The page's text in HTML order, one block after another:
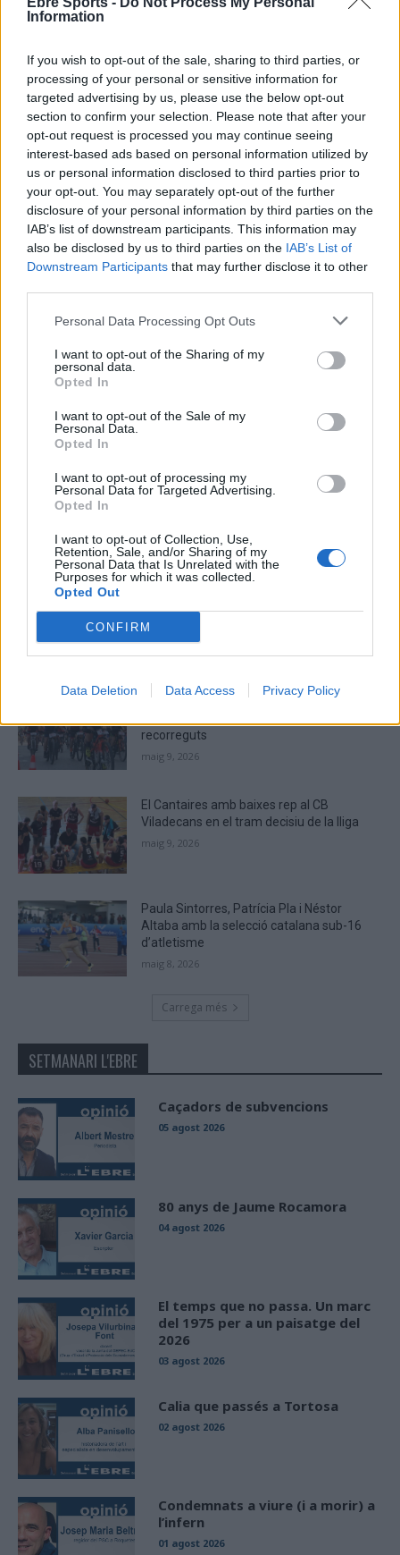
Information
If you wish to opt-out of the sale, sharing to third parties, or
processing of your personal or sensitive information for
targeted advertising by us, please use the below opt-out
section to confirm your selection. Please note that after your
opt-out request is processed you may continue seeing
interest-based ads based on personal information utilized by
us or personal information disclosed to third parties prior to
your opt-out. You may separately opt-out of the further
disclosure of your personal information by third parties on the
IAB’s list of downstream participants. This information may
also be disclosed by us to third parties on the IAB’s List of
Downstream Participants that may further disclose it to other
Personal Data Processing Opt Outs
I want to opt-out of the Sharing of my
personal data.
Opted In
I want to opt-out of the Sale of my
Personal Data.
Opted In
I want to opt-out of processing my
Personal Data for Targeted Advertising.
Opted In
I want to opt-out of Collection, Use,
Retention, Sale, and/or Sharing of my
Personal Data that Is Unrelated with the
Purposes for which it was collected.
Opted Out
CONFIRM
Data Deletion Data Access Privacy Policy
Comentari:
Deseu el meu nom, el correu electrònic i el lloc web en
aquest navegador per a la propera vegada que comenti.
Captcha10 * 5 = ?
characters
CAPTCHA
you
ÚLTIMES NOTÍCIES
de la Running Sèries Terres de l’Ebre
Campredó acull la quarta prova dels
recorreguts
maig 9, 2026
El Cantaires amb baixes rep al CB
Viladecans en el tram decisiu de la lliga
maig 9, 2026
Paula Sintorres, Patrícia Pla i Néstor
Altaba amb la selecció catalana sub-16
d’atletisme
maig 8, 2026
Carrega més
SETMANARI L'EBRE
Caçadors de subvencions
05 agost 2026
80 anys de Jaume Rocamora
04 agost 2026
El temps que no passa. Un marc
del 1975 per a un paisatge del
2026
03 agost 2026
Calia que passés a Tortosa
02 agost 2026
Condemnats a viure (i a morir) a
l’infern
01 agost 2026